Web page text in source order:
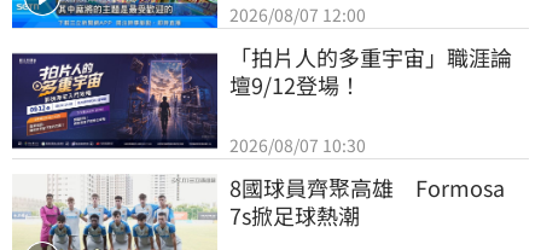
2026/08/07 12:00
「拍片人的多重宇宙」職涯論
壇9/12登場！
2026/08/07 10:30
8國球員齊聚高雄　Formosa
7s掀足球熱潮